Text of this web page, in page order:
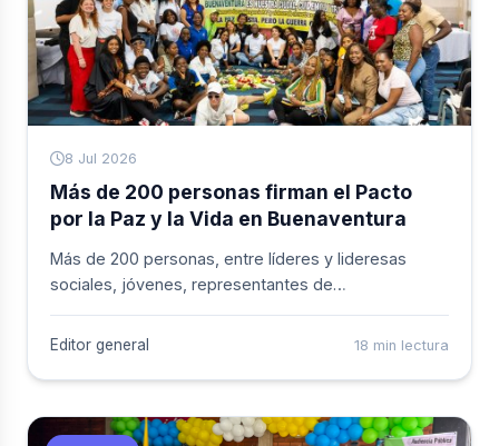
8 Jul 2026
Más de 200 personas firman el Pacto
por la Paz y la Vida en Buenaventura
Más de 200 personas, entre líderes y lideresas
sociales, jóvenes, representantes de
Estado, organismos internacionales, sector
el Pacto por la Paz y la Vida, un acuerdo que
reafirma el compromiso colectivo de consolidar la
Paz Urbana en el Distrito.
Editor general 18 min lectura